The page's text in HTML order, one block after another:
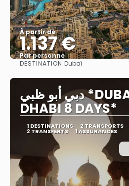
À partir de
1.137 €
Par personne
DESTINATION:Dubaï
دبي أبو ظبي *DUBAI - ABU
DHABI 8 DAYS*
1 DESTINATIONS 2 TRANSPORTS
2 TRANSFERTS 1 ASSURANCES